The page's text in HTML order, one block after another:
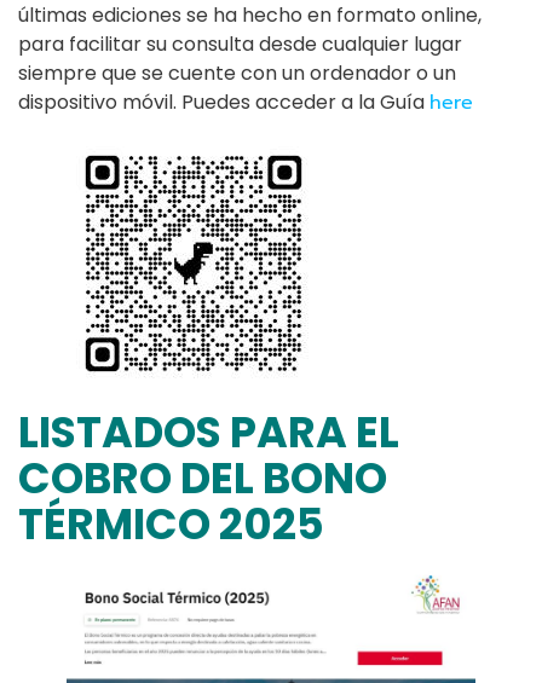
últimas ediciones se ha hecho en formato online,
para facilitar su consulta desde cualquier lugar
siempre que se cuente con un ordenador o un
dispositivo móvil. Puedes acceder a la Guía here
LISTADOS PARA EL
COBRO DEL BONO
TÉRMICO 2025